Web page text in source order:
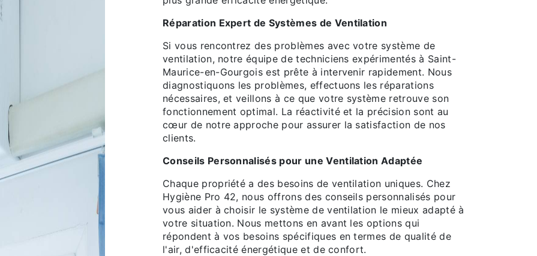
Réparation Expert de Systèmes de Ventilation
Si vous rencontrez des problèmes avec votre système de
ventilation, notre équipe de techniciens expérimentés à Saint-
Maurice-en-Gourgois est prête à intervenir rapidement. Nous
diagnostiquons les problèmes, effectuons les réparations
nécessaires, et veillons à ce que votre système retrouve son
fonctionnement optimal. La réactivité et la précision sont au
cœur de notre approche pour assurer la satisfaction de nos
clients.
Conseils Personnalisés pour une Ventilation Adaptée
Chaque propriété a des besoins de ventilation uniques. Chez
Hygiène Pro 42, nous offrons des conseils personnalisés pour
vous aider à choisir le système de ventilation le mieux adapté à
votre situation. Nous mettons en avant les options qui
répondent à vos besoins spécifiques en termes de qualité de
l'air, d'efficacité énergétique et de confort.